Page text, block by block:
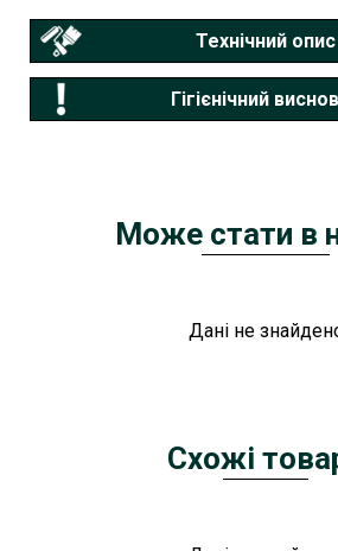
Технічний опис
Гігієнічний
Може стати в
Дані не
Схожі